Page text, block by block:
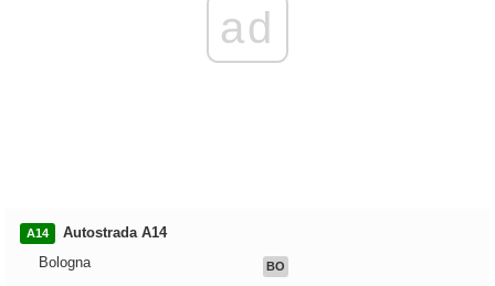
ad
A14
Autostrada A14
Bologna
BO